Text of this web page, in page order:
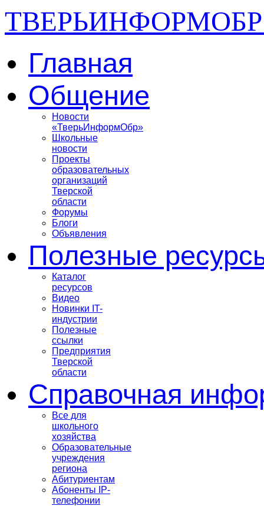
ТВЕРЬИНФОРМОБР
Главная
Общение
Новости
«ТверьИнформОбр»
Школьные
новости
Проекты
образовательных
организаций
Тверской
области
Форумы
Блоги
Объявления
Полезные
Каталог
ресурсов
Видео
Новинки IT-
индустрии
Полезные
ссылки
Предприятия
Тверской
области
Справочная
Все для
школьного
хозяйства
Образовательные
учреждения
региона
Абитуриентам
Абоненты IP-
телефонии